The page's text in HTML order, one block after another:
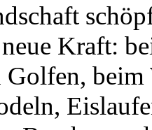
Kraft:
Golfen,